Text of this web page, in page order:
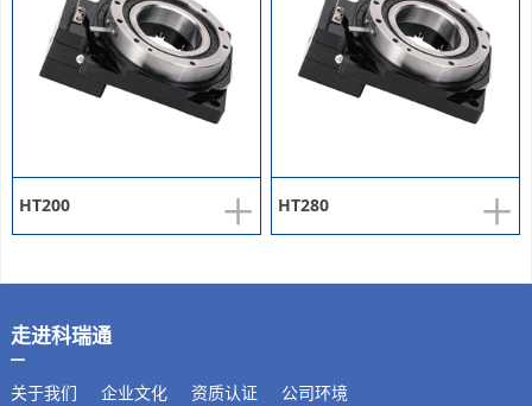
+
HT200 +
HT280
走进科瑞通
关于我们 企业文化 资质认证 公司环境